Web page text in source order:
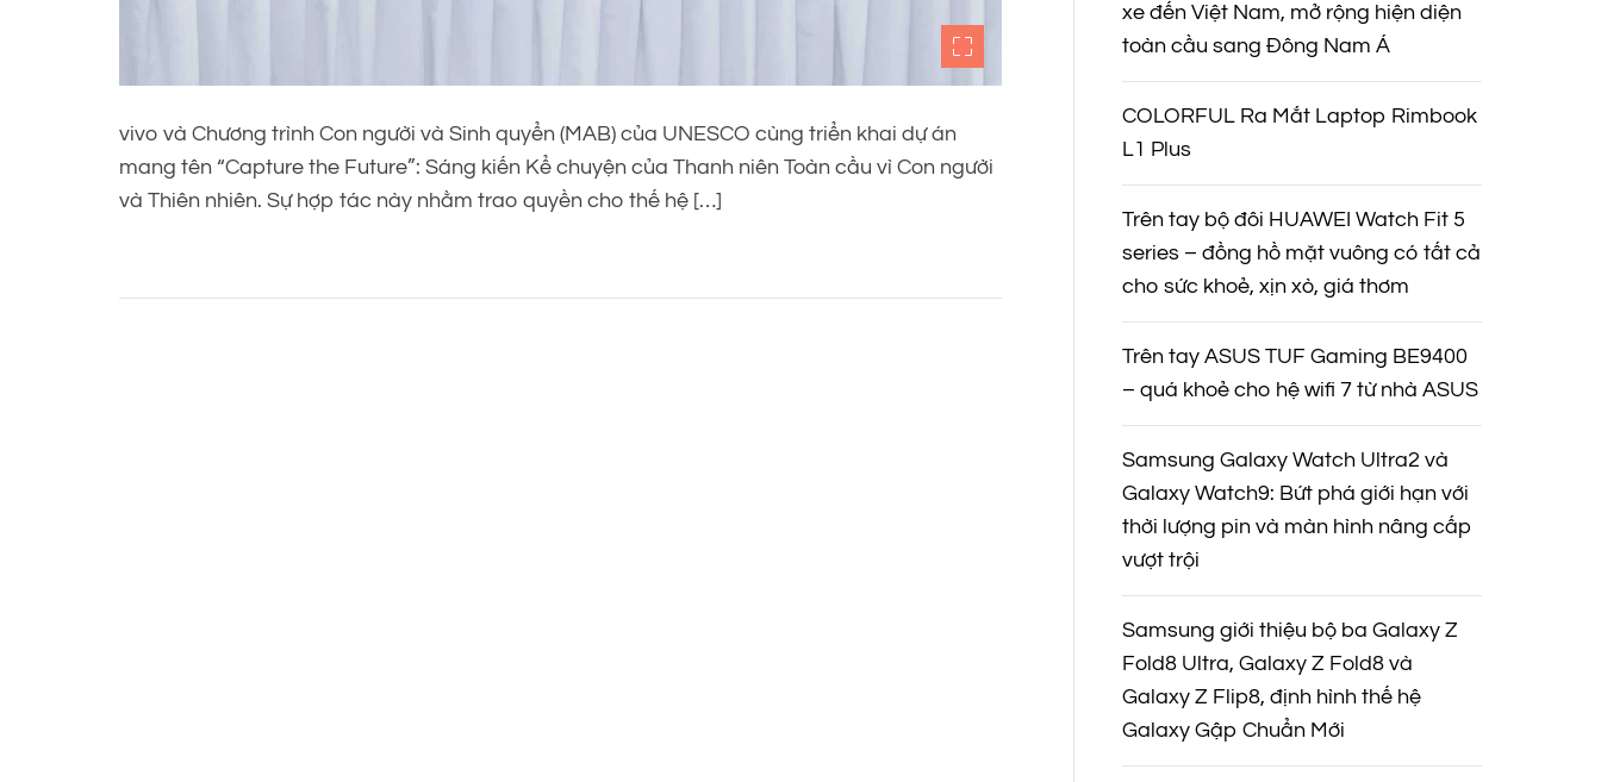
vivo và Chương trình Con người và Sinh quyển (MAB) của UNESCO cùng triển khai dự án
mang tên “Capture the Future”: Sáng kiến Kể chuyện của Thanh niên Toàn cầu vì Con người
và Thiên nhiên. Sự hợp tác này nhằm trao quyền cho thế hệ […]
xe đến Việt Nam, mở rộng hiện diện
toàn cầu sang Đông Nam Á
COLORFUL Ra Mắt Laptop Rimbook
L1 Plus
Trên tay bộ đôi HUAWEI Watch Fit 5
series – đồng hồ mặt vuông có tất cả
cho sức khoẻ, xịn xò, giá thơm
Trên tay ASUS TUF Gaming BE9400
– quá khoẻ cho hệ wifi 7 từ nhà ASUS
Samsung Galaxy Watch Ultra2 và
Galaxy Watch9: Bứt phá giới hạn với
thời lượng pin và màn hình nâng cấp
vượt trội
Samsung giới thiệu bộ ba Galaxy Z
Fold8 Ultra, Galaxy Z Fold8 và
Galaxy Z Flip8, định hình thế hệ
Galaxy Gập Chuẩn Mới